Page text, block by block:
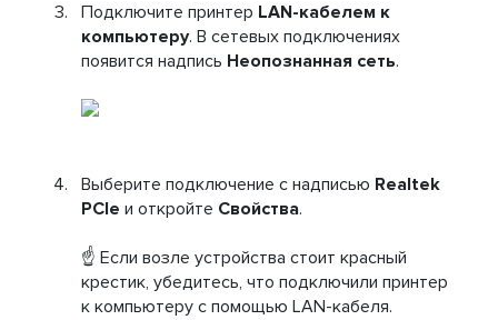
Подключите принтер LAN-кабелем к
компьютеру. В сетевых подключениях
появится надпись Неопознанная сеть.
Выберите подключение с надписью Realtek
PCIe и откройте Свойства.
☝ Если возле устройства стоит красный
крестик, убедитесь, что подключили принтер
к компьютеру с помощью LAN-кабеля.